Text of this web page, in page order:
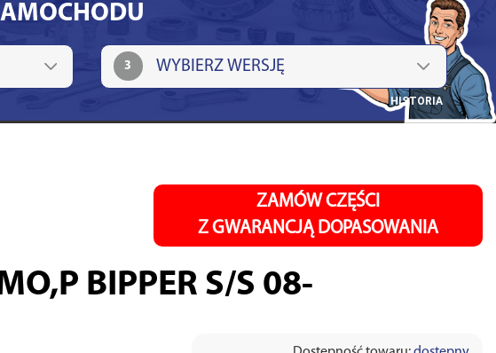
3
HISTORIA
ZAMÓW CZĘŚCI
Z GWARANCJĄ DOPASOWANIA
BIPPER S/S 08-